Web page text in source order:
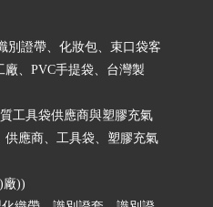
別證帶、化妝包、束口袋客
、PVC手提袋、台灣製
工具袋供應商與塑膠充氣
應商、工具袋、塑膠充氣
廠))